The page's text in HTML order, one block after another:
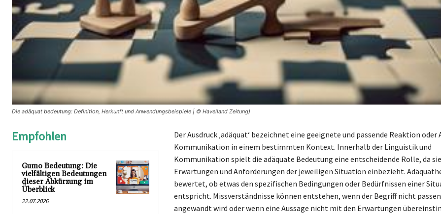
Die adäquat bedeutung: Definition, Herkunft und Anwendungsbeispiele | © Havelland Zeitung)
Empfohlen
Gumo Bedeutung: Die
vielfältigen Bedeutungen
dieser Abkürzung im
Überblick
22.07.2026
Der Ausdruck ‚adäquat‘ bezeichnet eine geeignete und passende Reaktion oder
Kommunikation in einem bestimmten Kontext. Innerhalb der Linguistik und
Kommunikation spielt die adäquate Bedeutung eine entscheidende Rolle, da
Erwartungen und Anforderungen der jeweiligen Situation einbezieht.
bewertet, ob etwas den spezifischen Bedingungen oder Bedürfnissen einer
entspricht. Missverständnisse können entstehen, wenn der Begriff nicht
angewandt wird oder wenn eine Aussage nicht mit den Erwartungen